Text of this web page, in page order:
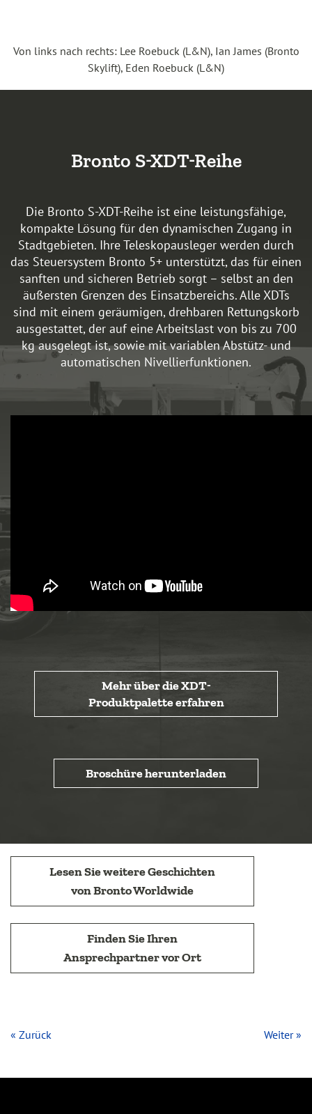
Von links nach rechts: Lee Roebuck (L&N), Ian James (Bronto
Skylift), Eden Roebuck (L&N)
Bronto S-XDT-Reihe
Die Bronto S-XDT-Reihe ist eine leistungsfähige,
kompakte Lösung für den dynamischen Zugang in
Stadtgebieten. Ihre Teleskopausleger werden durch
das Steuersystem Bronto 5+ unterstützt, das für einen
sanften und sicheren Betrieb sorgt – selbst an den
äußersten Grenzen des Einsatzbereichs. Alle XDTs
sind mit einem geräumigen, drehbaren Rettungskorb
ausgestattet, der auf eine Arbeitslast von bis zu 700
kg ausgelegt ist, sowie mit variablen Abstütz- und
automatischen Nivellierfunktionen.
Mehr über die XDT-
Produktpalette erfahren
Broschüre herunterladen
Lesen Sie weitere Geschichten
von Bronto Worldwide
Finden Sie Ihren
Ansprechpartner vor Ort
« Zurück Weiter »